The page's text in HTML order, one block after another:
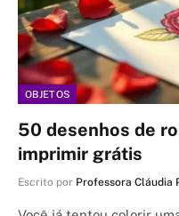
OBJETOS
50 desenhos de
imprimir grátis
Escrito por Professora Cláudia